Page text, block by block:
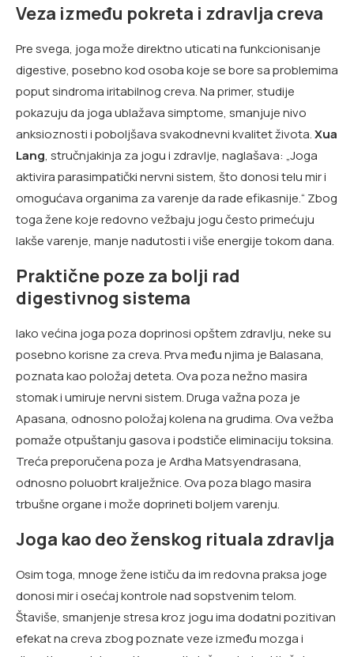
Veza između pokreta i zdravlja creva
Pre svega, joga može direktno uticati na funkcionisanje
digestive, posebno kod osoba koje se bore sa problemima
poput sindroma iritabilnog creva. Na primer, studije
pokazuju da joga ublažava simptome, smanjuje nivo
anksioznosti i poboljšava svakodnevni kvalitet života.Xua
Lang, stručnjakinja za jogu i zdravlje, naglašava: „Joga
aktivira parasimpatički nervni sistem, što donosi telu mir i
omogućava organima za varenje da rade efikasnije.“ Zbog
toga žene koje redovno vežbaju jogu često primećuju
lakše varenje, manje nadutosti i više energije tokom dana.
Praktične poze za bolji rad
digestivnog sistema
Iako većina joga poza doprinosi opštem zdravlju, neke su
posebno korisne za creva. Prva među njima je Balasana,
poznata kao položaj deteta. Ova poza nežno masira
stomak i umiruje nervni sistem. Druga važna poza je
Apasana, odnosno položaj kolena na grudima. Ova vežba
pomaže otpuštanju gasova i podstiče eliminaciju toksina.
Treća preporučena poza je Ardha Matsyendrasana,
odnosno poluobrt kralježnice. Ova poza blago masira
trbušne organe i može doprineti boljem varenju.
Joga kao deo ženskog rituala zdravlja
Osim toga, mnoge žene ističu da im redovna praksa joge
donosi mir i osećaj kontrole nad sopstvenim telom.
Štaviše, smanjenje stresa kroz jogu ima dodatni pozitivan
efekat na creva zbog poznate veze između mozga i